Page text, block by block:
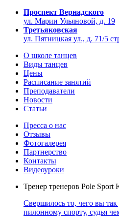
Проспект Вернадского
ул. Марии Ульяновой, д. 19
Третьяковская
ул. Пятницкая ул., д. 71/5
О школе танцев
Виды танцев
Цены
Расписание занятий
Преподаватели
Новости
Статьи
Пресса о нас
Отзывы
Фотогалерея
Партнерство
Контакты
Видеоуроки
Тренер тренеров Pole
Свершилось то, чего вы
пилонному спорту, судья